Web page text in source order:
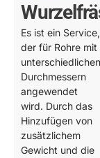
Es ist ein Service,
der für Rohre mit
unterschiedlichen
Durchmessern
angewendet
wird. Durch das
Hinzufügen von
zusätzlichem
Gewicht und die